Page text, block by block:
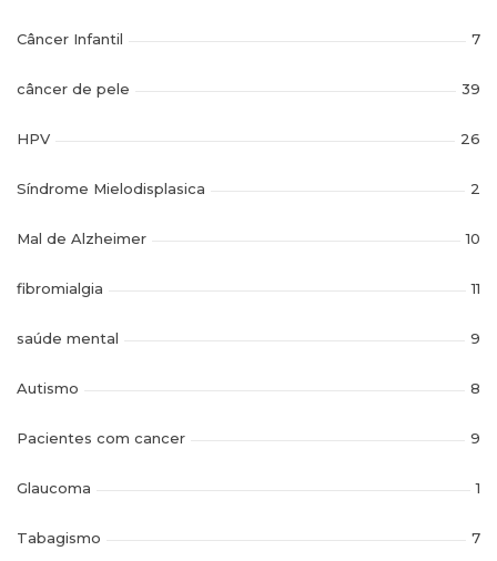
Câncer Infantil 7
câncer de pele 39
HPV 26
Síndrome Mielodisplasica 2
Mal de Alzheimer 10
fibromialgia 11
saúde mental 9
Autismo 8
Pacientes com cancer 9
Glaucoma 1
Tabagismo 7